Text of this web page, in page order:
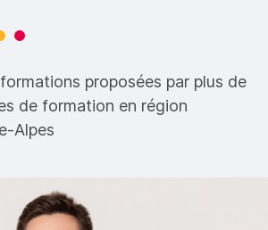
proposées par plus de
de formation en région
Alpes